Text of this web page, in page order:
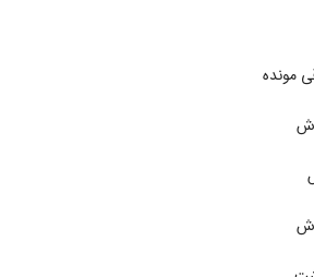
دانلود آهنگ تری دی بند ای داد
با نام عاشقم
مونده